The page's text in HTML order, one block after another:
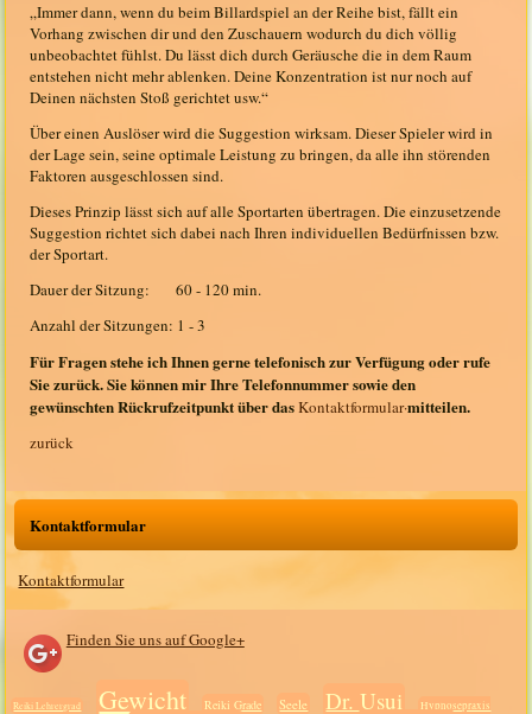
„Immer dann, wenn du beim Billardspiel an der Reihe bist, fällt ein
Vorhang zwischen dir und den Zuschauern wodurch du dich völlig
unbeobachtet fühlst. Du lässt dich durch Geräusche die in dem Raum
entstehen nicht mehr ablenken. Deine Konzentration ist nur noch auf
Deinen nächsten Stoß gerichtet usw.“
Über einen Auslöser wird die Suggestion wirksam. Dieser Spieler wird in
der Lage sein, seine optimale Leistung zu bringen, da alle ihn störenden
Faktoren ausgeschlossen sind.
Dieses Prinzip lässt sich auf alle Sportarten übertragen. Die einzusetzende
Suggestion richtet sich dabei nach Ihren individuellen Bedürfnissen bzw.
der Sportart.
Dauer der Sitzung: 60 - 120 min.
Anzahl der Sitzungen: 1 - 3
Für Fragen stehe ich Ihnen gerne telefonisch zur Verfügung oder rufe
Sie zurück. Sie können mir Ihre Telefonnummer sowie den
gewünschten Rückrufzeitpunkt über dasKontaktformular·mitteilen.
zurück
Kontaktformular
Kontaktformular
Finden Sie uns auf Google+
Reiki Lehrergrad Gewicht Reiki Grade Seele Dr. Usui Hypnosepraxis